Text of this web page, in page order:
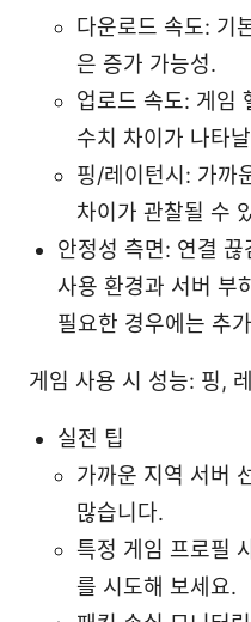
다운로드 속도: 기
은 증가 가능성.
업로드 속도: 게임
수치 차이가 나타
핑/레이턴시: 가까
차이가 관찰될 수
안정성 측면: 연결
사용 환경과 서버 부
필요한 경우에는 추
게임 사용 시 성능: 핑,
실전 팁
가까운 지역 서버
많습니다.
특정 게임 프로필
를 시도해 보세요.